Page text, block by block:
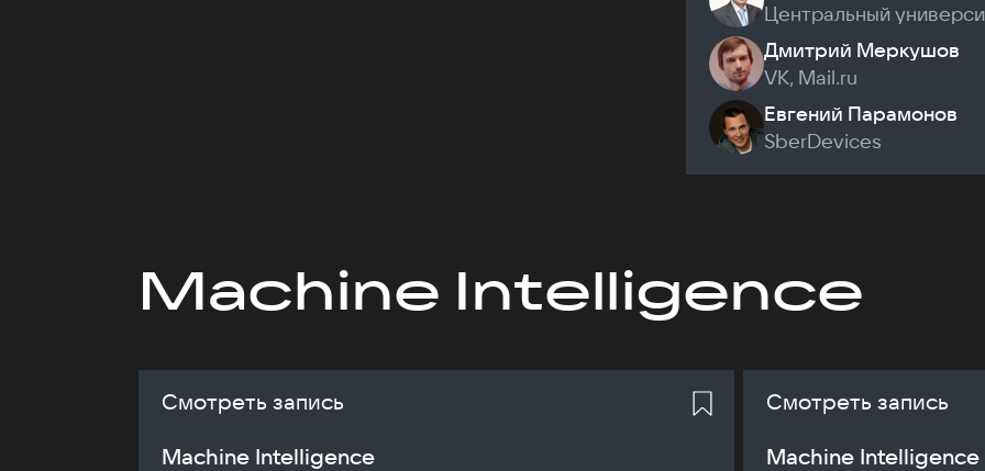
Центральный
Дмитрий Меркушов
VK, Mail.ru
Евгений Парамонов
SberDevices
Machine Intelligence
Смотреть запись
Machine Intelligence
Смотреть запись
Machine Intelligence